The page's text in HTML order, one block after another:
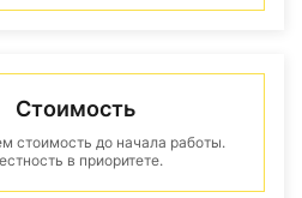
Стоимость
стоимость до начала работы.
в приоритете.